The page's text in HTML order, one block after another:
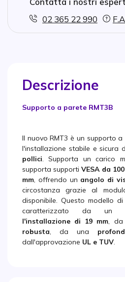
02 365 22 990
Descrizione
Supporto a parete RMT3B
Il nuovo RMT3 è un supporto
l'installazione stabile e sicura
pollici. Supporta un carico
supporta supportiVESA da
mm, offrendo un angolo di
circostanza grazie al
disponibile. Questo modello
caratterizzato da un
l'installazione di 19 mm, da
robusta, da una
dall'approvazione UL e TUV.